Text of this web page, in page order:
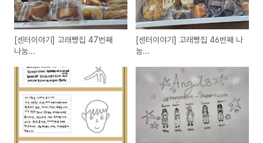
[센터이야기] 고래빵집 47번째
나눔...
[센터이야기] 고래빵집 46번째 나
눔...